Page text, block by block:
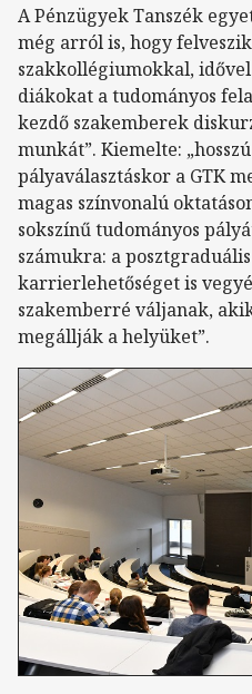
A Pénzügyek Tanszék
még arról is, hogy
szakkollégiumokkal,
diákokat a tudományos
kezdő szakemberek
munkát”. Kiemelte:
pályaválasztáskor a GTK
magas színvonalú
sokszínű tudományos
számukra: a
karrierlehetőséget is
szakemberré váljanak,
megállják a helyüket”.